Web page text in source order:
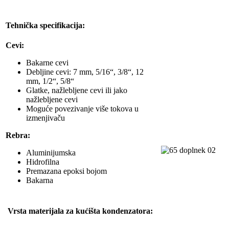
Tehnička specifikacija:
Cevi:
Bakarne cevi
Debljine cevi: 7 mm, 5/16“, 3/8“, 12
mm, 1/2“, 5/8“
Glatke, nažlebljene cevi ili jako
nažlebljene cevi
Moguće povezivanje više tokova u
izmenjivaču
Rebra:
Aluminijumska
Hidrofilna
Premazana epoksi bojom
Bakarna
Vrsta materijala za kućišta kondenzatora: